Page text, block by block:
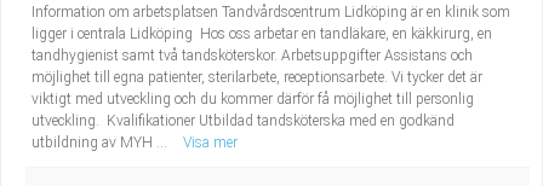
Information om arbetsplatsen Tandvårdscentrum Lidköping är en klinik som
ligger i centrala Lidköping Hos oss arbetar en tandläkare, en käkkirurg, en
tandhygienist samt två tandsköterskor. Arbetsuppgifter Assistans och
möjlighet till egna patienter, sterilarbete, receptionsarbete. Vi tycker det är
viktigt med utveckling och du kommer därför få möjlighet till personlig
utveckling. Kvalifikationer Utbildad tandsköterska med en godkänd
utbildning av MYH ...
Visa mer